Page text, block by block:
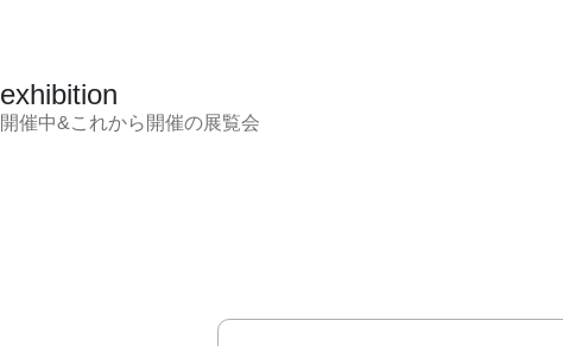
exhibition
開催中&これから開催の展覧会